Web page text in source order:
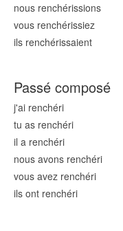
nous renchérissions
vous renchérissiez
ils renchérissaient
Passé composé
j'ai renchéri
tu as renchéri
il a renchéri
nous avons renchéri
vous avez renchéri
ils ont renchéri